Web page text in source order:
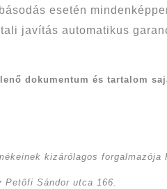
esetén
javítás automatikus
dokumentum és tartalom
kizárólagos forgalmazója
Petőfi Sándor utca 166.